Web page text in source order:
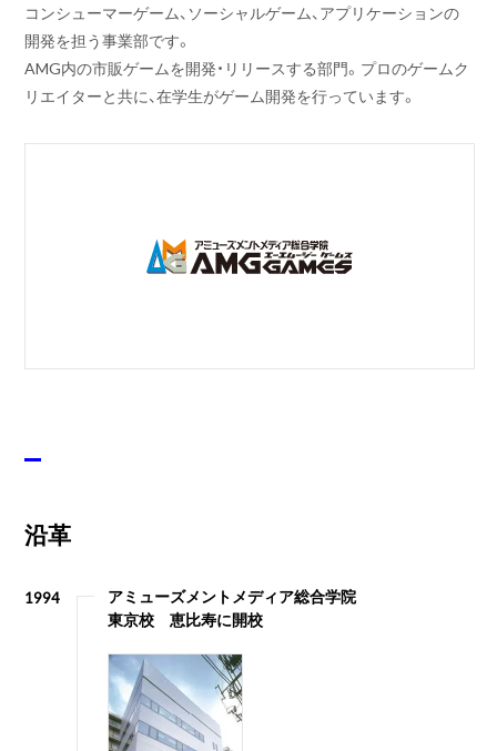
コンシューマーゲーム、ソーシャルゲーム、アプリケーションの
開発を担う事業部です。
AMG内の市販ゲームを開発・リリースする部門。プロのゲームク
リエイターと共に、在学生がゲーム開発を行っています。
沿革
1994
アミューズメントメディア総合学院
東京校 恵比寿に開校